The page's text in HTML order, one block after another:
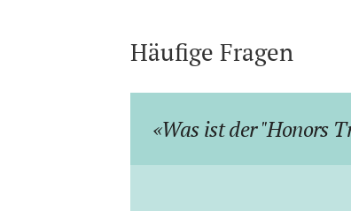
Häufige Fragen
Was ist der "Honors